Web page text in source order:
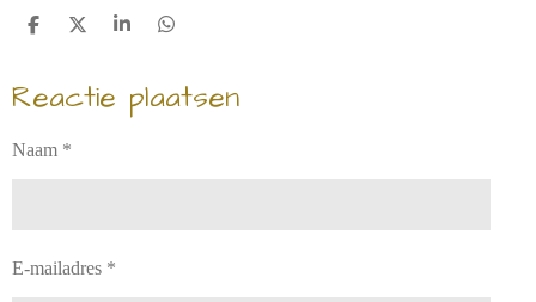
D
e
n
D
l
S
D
e
Reactie plaatsen
Naam *
E-mailadres *